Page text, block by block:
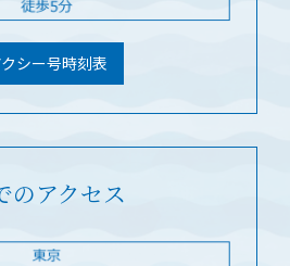
シー号時刻表
のアクセス